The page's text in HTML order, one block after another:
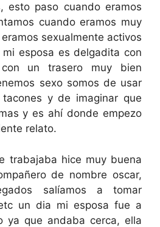
esto paso cuando eramos
cuando eramos muy
sexualmente activos
esposa es delgadita con
un trasero muy bien
sexo somos de usar
y de imaginar que
y es ahí donde empezo
relato.
trabajaba hice muy buena
de nombre oscar,
salíamos a tomar
un dia mi esposa fue a
ya que andaba cerca, ella